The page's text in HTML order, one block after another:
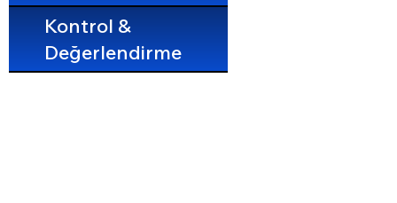
Kontrol &
Değerlendirme